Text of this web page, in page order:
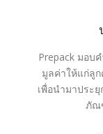
Prepack มอบ
มูลค่าให้แก่ลู
เพื่อนำมาประ
ภัณ